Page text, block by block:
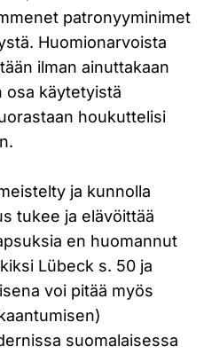
patronyyminimet
Huomionarvoista
ilman ainuttakaan
osa käytetyistä
houkuttelisi
ja kunnolla
tukee ja elävöittää
en huomannut
Lübeck s. 50 ja
voi pitää myös
suomalaisessa